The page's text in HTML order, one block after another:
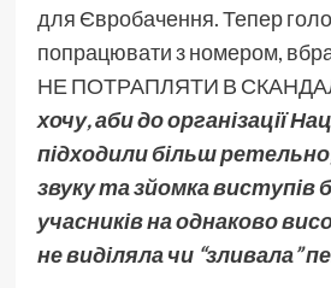
для Євробачення. Тепер
попрацювати з номером,
НЕ ПОТРАПЛЯТИ В
хочу, аби до організації
підходили більш
звуку та зйомка виступів
учасників на однаково
не виділяла чи “зливала”